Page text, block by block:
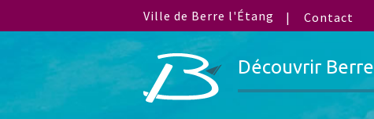
Ville de Berre l'Étang Contact
Découvrir Berre